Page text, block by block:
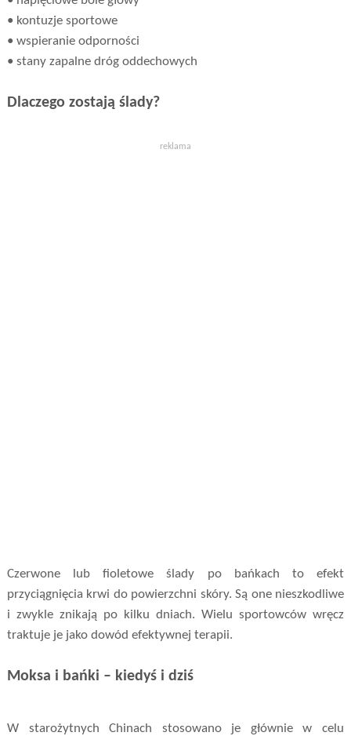
• kontuzje sportowe
• wspieranie odporności
• stany zapalne dróg oddechowych
Dlaczego zostają ślady?
reklama
Czerwone lub fioletowe ślady po bańkach to efekt
przyciągnięcia krwi do powierzchni skóry. Są one nieszkodliwe
i zwykle znikają po kilku dniach. Wielu sportowców wręcz
traktuje je jako dowód efektywnej terapii.
Moksa i bańki – kiedyś i dziś
W starożytnych Chinach stosowano je głównie w celu